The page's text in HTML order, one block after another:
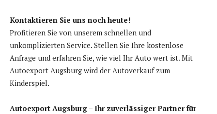
Kontaktieren Sie uns noch heute!
Profitieren Sie von unserem schnellen und
unkomplizierten Service. Stellen Sie Ihre kostenlose
Anfrage und erfahren Sie, wie viel Ihr Auto wert ist. Mit
Autoexport Augsburg wird der Autoverkauf zum
Kinderspiel.
Autoexport Augsburg – Ihr zuverlässiger Partner für